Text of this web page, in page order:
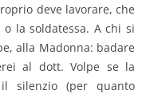
deve lavorare, che
la soldatessa. A chi si
alla Madonna: badare
al dott. Volpe se la
silenzio (per quanto